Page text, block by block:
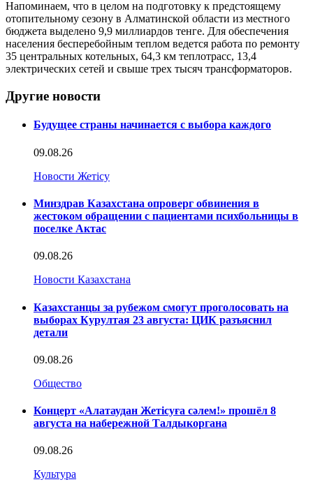
Напоминаем, что в целом на подготовку к предстоящему
отопительному сезону в Алматинской области из местного
бюджета выделено 9,9 миллиардов тенге. Для обеспечения
населения бесперебойным теплом ведется работа по ремонту
35 центральных котельных, 64,3 км теплотрасс, 13,4
электрических сетей и свыше трех тысяч трансформаторов.
Другие новости
Будущее страны начинается с выбора каждого
09.08.26
Новости Жетісу
Минздрав Казахстана опроверг обвинения в
жестоком обращении с пациентами психбольницы в
поселке Актас
09.08.26
Новости Казахстана
Казахстанцы за рубежом смогут проголосовать на
выборах Курултая 23 августа: ЦИК разъяснил
детали
09.08.26
Общество
Концерт «Алатаудан Жетісуға сәлем!» прошёл 8
августа на набережной Талдыкоргана
09.08.26
Культура